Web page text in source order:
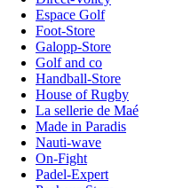
Espace Golf
Foot-Store
Galopp-Store
Golf and co
Handball-Store
House of Rugby
La sellerie de Maé
Made in Paradis
Nauti-wave
On-Fight
Padel-Expert